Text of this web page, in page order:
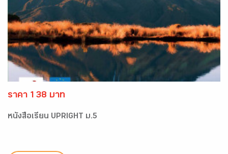
ราคา 138 บาท
หนังสือเรียน UPRIGHT ม.5